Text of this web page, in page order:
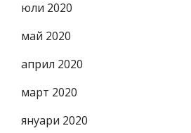
юли 2020
май 2020
април 2020
март 2020
януари 2020